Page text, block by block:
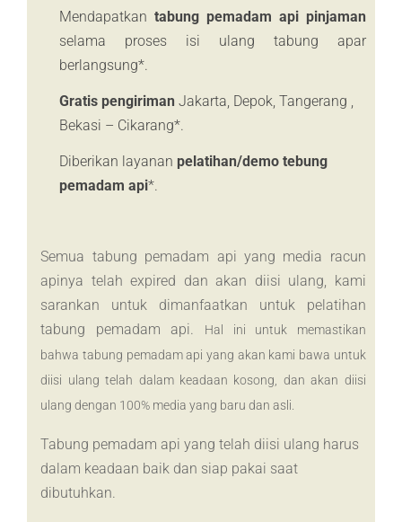
Mendapatkan tabung pemadam api pinjaman
selama proses isi ulang tabung apar
berlangsung*.
Gratis pengiriman Jakarta, Depok, Tangerang ,
Bekasi – Cikarang*.
Diberikan layanan pelatihan/demo tebung
pemadam api*.
Semua tabung pemadam api yang media racun
apinya telah expired dan akan diisi ulang, kami
sarankan untuk dimanfaatkan untuk pelatihan
tabung pemadam api.
Hal ini untuk memastikan
bahwa tabung pemadam api yang akan kami bawa untuk
diisi ulang telah dalam keadaan kosong, dan akan diisi
ulang dengan 100% media yang baru dan asli.
Tabung pemadam api yang telah diisi ulang harus
dalam keadaan baik dan siap pakai saat
dibutuhkan.